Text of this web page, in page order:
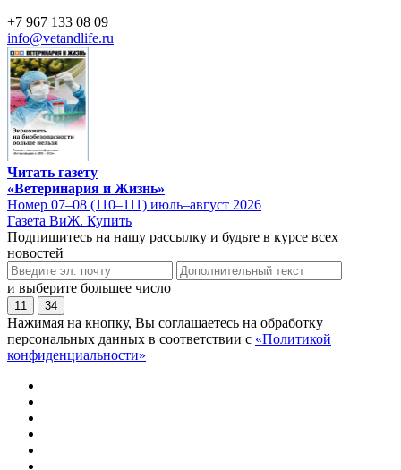
+7 967 133 08 09
info@vetandlife.ru
Читать газету
«Ветеринария и Жизнь»
Номер 07–08 (110–111) июль–август 2026
Газета ВиЖ. Купить
Подпишитесь на нашу рассылку и будьте в курсе всех
новостей
и выберите большее число
11 34
Нажимая на кнопку, Вы соглашаетесь на обработку
персональных данных в соответствии с «Политикой
конфиденциальности»